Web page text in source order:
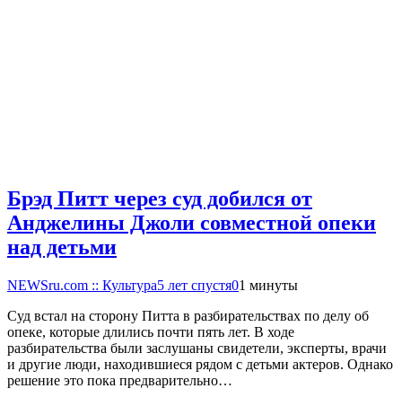
Брэд Питт через суд добился от
Анджелины Джоли совместной опеки
над детьми
NEWSru.com :: Культура5 лет спустя01 минуты
Суд встал на сторону Питта в разбирательствах по делу об
опеке, которые длились почти пять лет. В ходе
разбирательства были заслушаны свидетели, эксперты, врачи
и другие люди, находившиеся рядом с детьми актеров. Однако
решение это пока предварительно…